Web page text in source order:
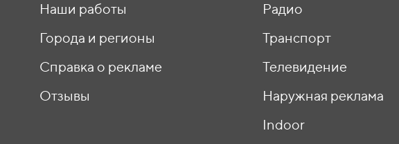
Наши работы
Города и регионы
Справка о рекламе
Отзывы
Радио
Транспорт
Телевидение
Наружная реклама
Indoor